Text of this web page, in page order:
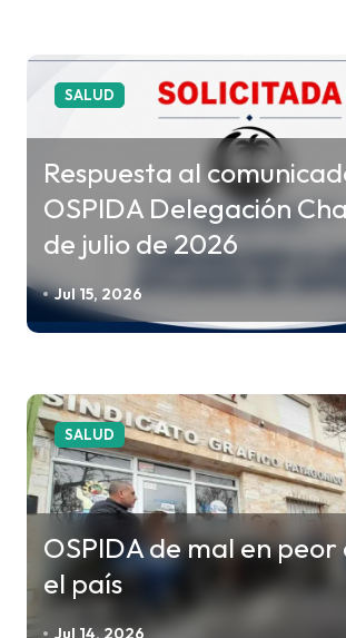
a
a
SALUD
Respuesta al
OSPIDA Delegación
de julio de 2026
Jul 15, 2026
SALUD
OSPIDA de mal en
el país
Jul 14, 2026